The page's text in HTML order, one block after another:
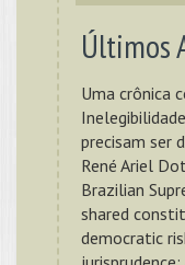
Últimos
Uma crônica
precisam ser
René Ariel
Brazilian
shared
democratic